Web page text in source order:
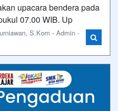
upacara bendera pada
07.00 WIB. Up
S.Kom - Admin -